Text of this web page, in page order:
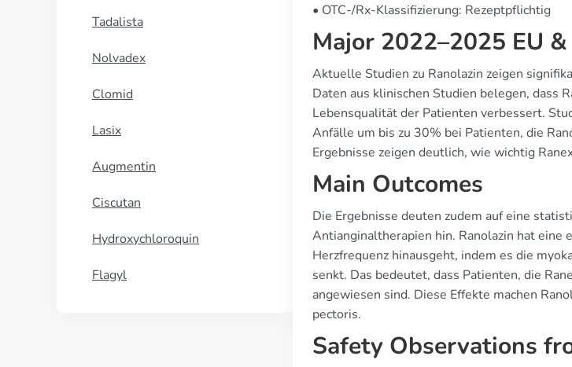
Tadalista
Nolvadex
Clomid
Lasix
Augmentin
Ciscutan
Hydroxychloroquin
Flagyl
• OTC-/Rx-Klassifizierung: Rezeptpflichtig
Major 2022–2025 EU
Aktuelle Studien zu Ranolazin zeigen
Daten aus klinischen Studien belegen, dass
Lebensqualität der Patienten verbessert.
Anfälle um bis zu 30% bei Patienten, die
Ergebnisse zeigen deutlich, wie wichtig
Main Outcomes
Die Ergebnisse deuten zudem auf eine
Antianginaltherapien hin. Ranolazin hat
Herzfrequenz hinausgeht, indem es die
senkt. Das bedeutet, dass Patienten, die
angewiesen sind. Diese Effekte machen
pectoris.
Safety Observations